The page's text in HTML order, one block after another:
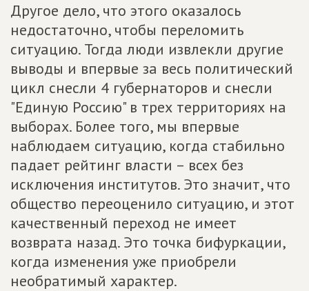
Другое дело, что этого оказалось
недостаточно, чтобы переломить
ситуацию. Тогда люди извлекли другие
выводы и впервые за весь политический
цикл снесли 4 губернаторов и снесли
"Единую Россию" в трех территориях на
выборах. Более того, мы впервые
наблюдаем ситуацию, когда стабильно
падает рейтинг власти – всех без
исключения институтов. Это значит, что
общество переоценило ситуацию, и этот
качественный переход не имеет
возврата назад. Это точка бифуркации,
когда изменения уже приобрели
необратимый характер.